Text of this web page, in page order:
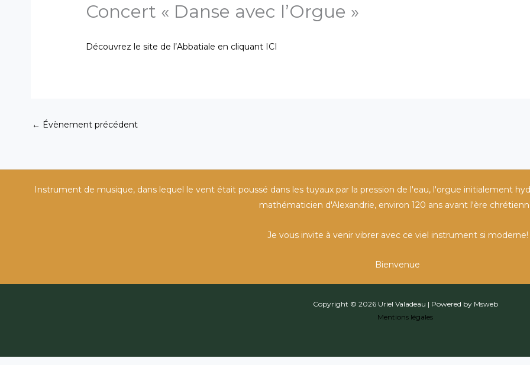
Concert « Danse avec l’Orgue »
Découvrez le site de l’Abbatiale en cliquant ICI
← Évènement précédent
Instrument de musique, dans lequel le vent était poussé dans les tuyaux par la pression de l'eau, l'orgue initialement
mathématicien d'Alexandrie, environ 120 ans avant l'ère
Je vous invite à venir vibrer avec ce viel instrument si moderne!
Bienvenue
Copyright © 2026 Uriel Valadeau | Powered by Msweb
Mentions légales